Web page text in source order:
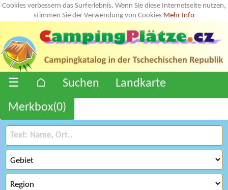
Cookies verbessern das Surferlebnis. Wenn Sie diese Internetseite nutzen,
stimmen Sie der Verwendung von Cookies Mehr Info
☰ ⌂ Suchen
Landkarte
Merkbox(0)